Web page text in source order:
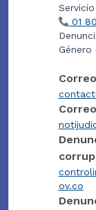
01
Género
ov.co